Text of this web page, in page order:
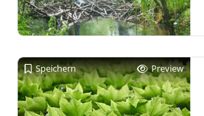
Speichern Preview